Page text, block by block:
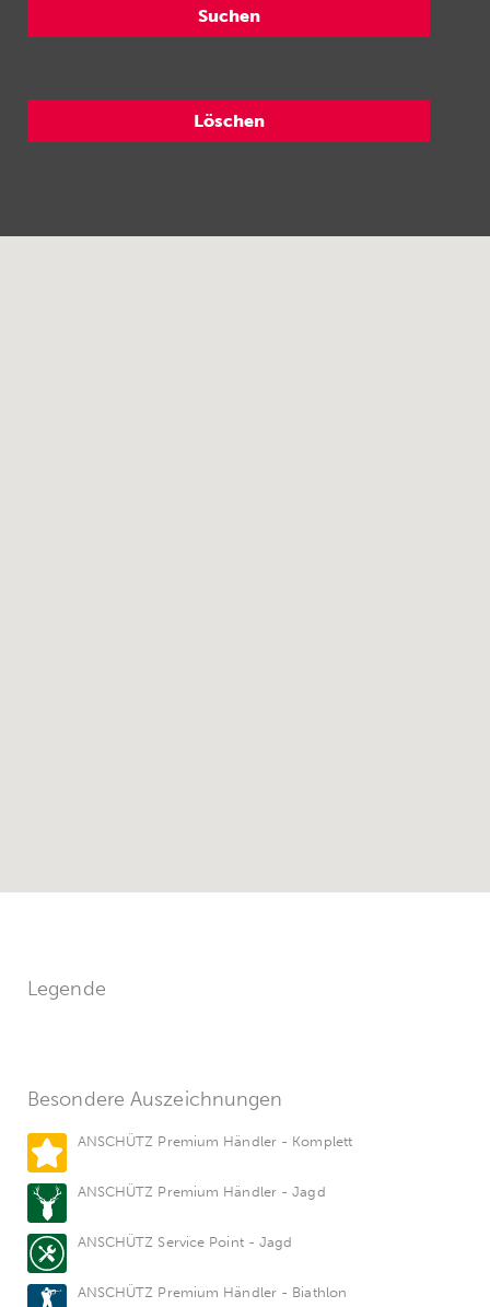
Legende
Besondere Auszeichnungen
ANSCHÜTZ Premium Händler - Komplett
ANSCHÜTZ Premium Händler - Jagd
ANSCHÜTZ Service Point - Jagd
ANSCHÜTZ Premium Händler - Biathlon